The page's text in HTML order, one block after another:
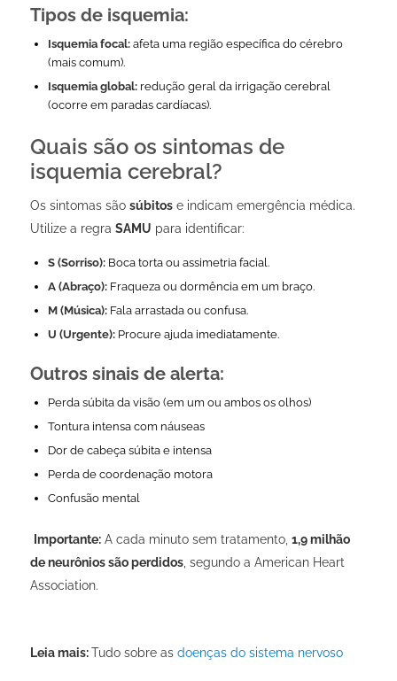
Tipos de isquemia:
Isquemia focal:afeta uma região específica do cérebro
(mais comum).
Isquemia global:redução geral da irrigação cerebral
(ocorre em paradas cardíacas).
Quais são os sintomas de
isquemia cerebral?
Os sintomas são súbitose indicam emergência médica.
Utilize a regra SAMU para identificar:
S (Sorriso):Boca torta ou assimetria facial.
A (Abraço):Fraqueza ou dormência em um braço.
M (Música):Fala arrastada ou confusa.
U (Urgente):Procure ajuda imediatamente.
Outros sinais de alerta:
Perda súbita da visão (em um ou ambos os olhos)
Tontura intensa com náuseas
Dor de cabeça súbita e intensa
Perda de coordenação motora
Confusão mental
Importante:A cada minuto sem tratamento, 1,9 milhão
de neurônios são perdidos, segundo a American Heart
Association.
Leia mais:Tudo sobre as doenças do sistema nervoso